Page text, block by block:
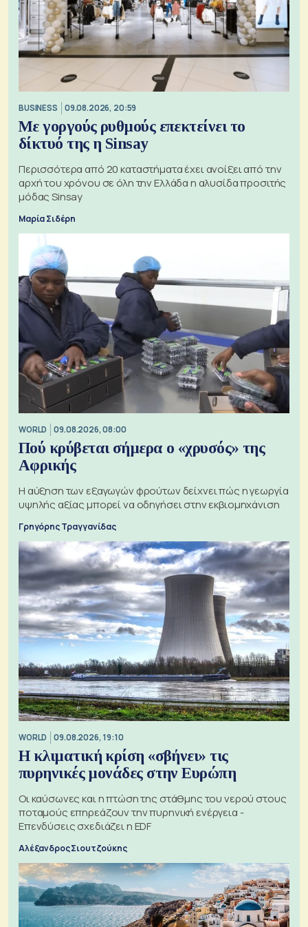
BUSINESS 09.08.2026, 20:59
Με γοργούς ρυθμούς επεκτείνει το
δίκτυό της η Sinsay
Περισσότερα από 20 καταστήματα έχει ανοίξει από την
αρχή του χρόνου σε όλη την Ελλάδα η αλυσίδα προσιτής
μόδας Sinsay
Μαρία Σιδέρη
WORLD 09.08.2026, 08:00
Πού κρύβεται σήμερα ο «χρυσός» της
Αφρικής
Η αύξηση των εξαγωγών φρούτων δείχνει πώς η γεωργία
υψηλής αξίας μπορεί να οδηγήσει στην εκβιομηχάνιση
Γρηγόρης Τραγγανίδας
WORLD 09.08.2026, 19:10
Η κλιματική κρίση «σβήνει» τις
πυρηνικές μονάδες στην Ευρώπη
Οι καύσωνες και η πτώση της στάθμης του νερού στους
ποταμούς επηρεάζουν την πυρηνική ενέργεια -
Επενδύσεις σχεδιάζει η EDF
Αλέξανδρος Σιουτζούκης